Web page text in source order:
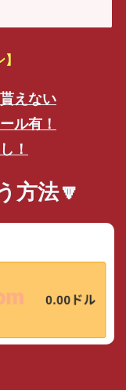
えない
ル有！
！
方法🔽